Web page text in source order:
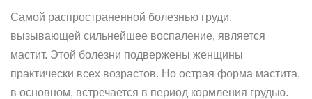
Самой распространенной болезнью груди,
вызывающей сильнейшее воспаление, является
мастит. Этой болезни подвержены женщины
практически всех возрастов. Но острая форма мастита,
в основном, встречается в период кормления грудью.